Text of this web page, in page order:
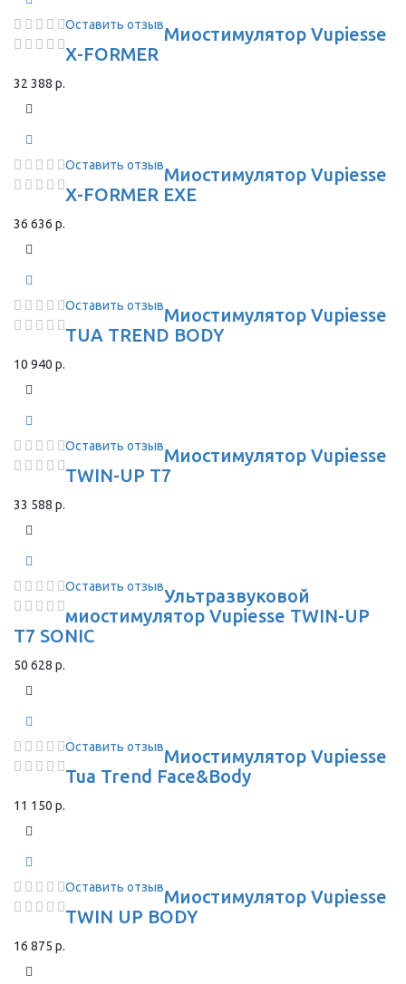
Оставить отзывМиостимулятор Vupiesse
X-FORMER
32 388 р.
Оставить отзывМиостимулятор Vupiesse
X-FORMER EXE
36 636 р.
Оставить отзывМиостимулятор Vupiesse
TUA TREND BODY
10 940 р.
Оставить отзывМиостимулятор Vupiesse
TWIN-UP T7
33 588 р.
Оставить отзывУльтразвуковой
миостимулятор Vupiesse TWIN-UP
T7 SONIC
50 628 р.
Оставить отзывМиостимулятор Vupiesse
Tua Trend Face&Body
11 150 р.
Оставить отзывМиостимулятор Vupiesse
TWIN UP BODY
16 875 р.